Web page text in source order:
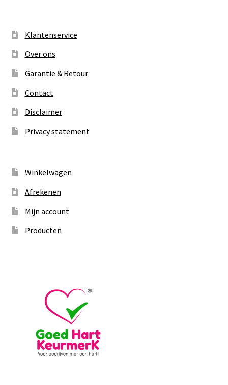
Klantenservice
Over ons
Garantie & Retour
Contact
Disclaimer
Privacy statement
Winkelwagen
Afrekenen
Mijn account
Producten